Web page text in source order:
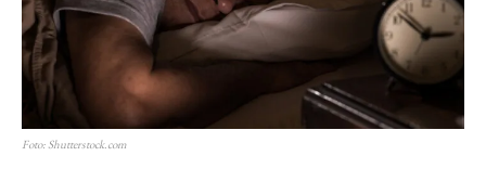
Foto: Shutterstock.com